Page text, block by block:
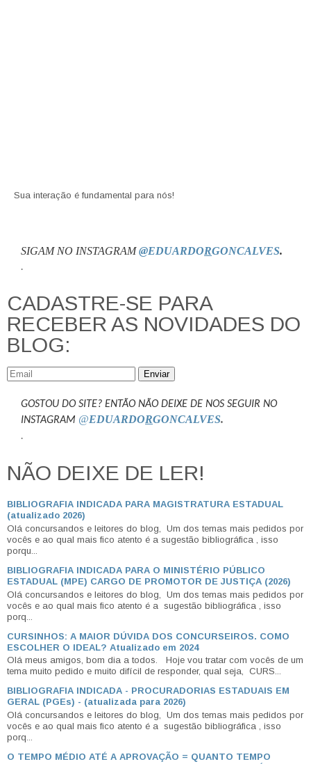
Sua interação é fundamental para nós!
SIGAM NO INSTAGRAM@EDUARDORGONCALVES.
.
CADASTRE-SE PARA
RECEBER AS NOVIDADES DO
BLOG:
Enviar
GOSTOU DO SITE? ENTÃO NÃO DEIXE DE NOS SEGUIR NO
INSTAGRAM @EDUARDORGONCALVES.
.
NÃO DEIXE DE LER!
BIBLIOGRAFIA INDICADA PARA MAGISTRATURA ESTADUAL
(atualizado 2026)
Olá concursandos e leitores do blog, Um dos temas mais pedidos por
vocês e ao qual mais fico atento é a sugestão bibliográfica , isso
porqu...
BIBLIOGRAFIA INDICADA PARA O MINISTÉRIO PÚBLICO
ESTADUAL (MPE) CARGO DE PROMOTOR DE JUSTIÇA (2026)
Olá concursandos e leitores do blog, Um dos temas mais pedidos por
vocês e ao qual mais fico atento é a sugestão bibliográfica , isso
porq...
CURSINHOS: A MAIOR DÚVIDA DOS CONCURSEIROS. COMO
ESCOLHER O IDEAL? Atualizado em 2024
Olá meus amigos, bom dia a todos. Hoje vou tratar com vocês de um
tema muito pedido e muito difícil de responder, qual seja, CURS...
BIBLIOGRAFIA INDICADA - PROCURADORIAS ESTADUAIS EM
GERAL (PGEs) - (atualizada para 2026)
Olá concursandos e leitores do blog, Um dos temas mais pedidos por
vocês e ao qual mais fico atento é a sugestão bibliográfica , isso
porq...
O TEMPO MÉDIO ATÉ A APROVAÇÃO = QUANTO TEMPO